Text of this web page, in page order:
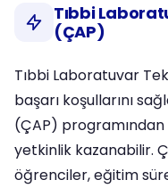
Tıbbi
(ÇAP)
Tıbbi Laboratuvar
başarı koşullarını
(ÇAP)
yetkinlik kazanabilir.
öğrenciler, eğitim